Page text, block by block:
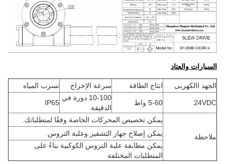
السيارات والعتاد
الجهد االكهربى انتاج الطاقة سرعة الإخراج تسرب المياه
24VDC 5-60 واط
10-100 دورة في
الدقيقة
IP65
ملاحظة
يمكن تخصيص المحركات الخاصة وفقًا لمتطلباتك.
يمكن إصلاح جهاز التشفير وعلبة التروس.
يمكن مطابقة علبة التروس الكوكبية بناءً على
المتطلبات المختلفة